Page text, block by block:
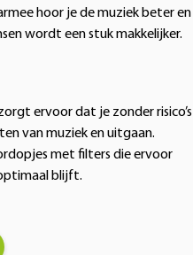
hoor je de muziek beter en
wordt een stuk makkelijker.
ervoor dat je zonder
van muziek en uitgaan.
met filters die ervoor
blijft.